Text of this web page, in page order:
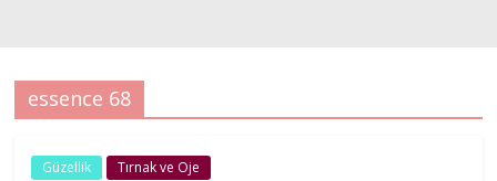
essence 68
Güzellik Tırnak ve Oje